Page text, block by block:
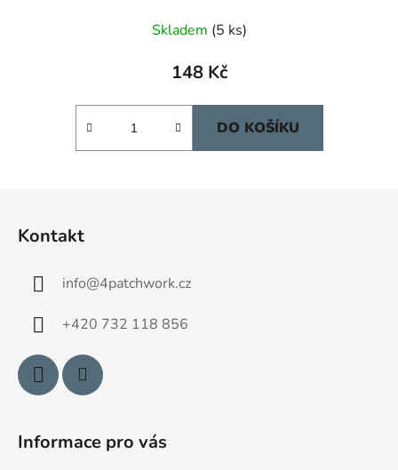
Skladem (5 ks)
148 Kč
DO KOŠÍKU
Kontakt
info@4patchwork.cz
+420 732 118 856
Informace pro vás